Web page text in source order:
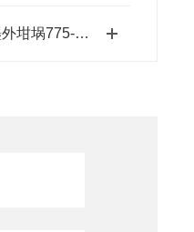
如何提高石墨外坩埚775-433的使用寿命？